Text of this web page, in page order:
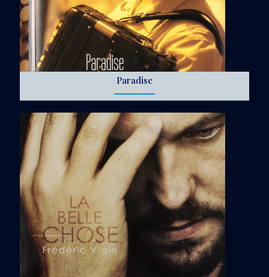
Paradise